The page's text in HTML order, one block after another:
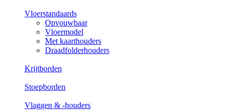
Vloerstandaards
Opvouwbaar
Vloermodel
Met kaarthouders
Draadfolderhouders
Krijtborden
Stoepborden
Vlaggen & -houders